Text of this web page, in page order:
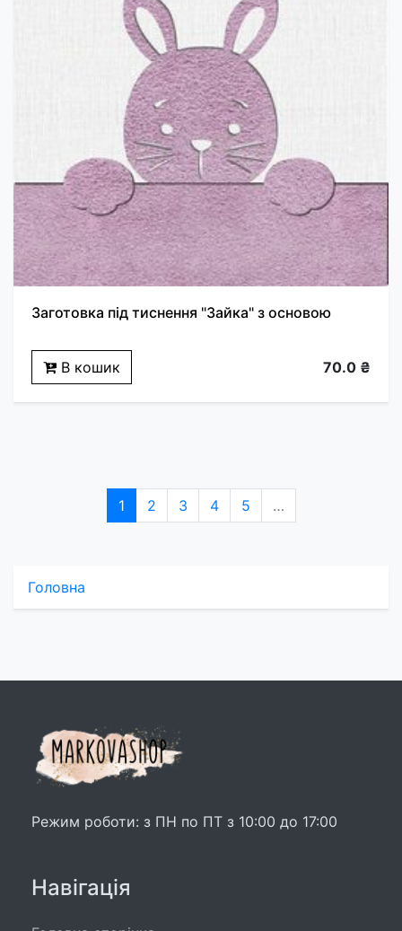
Заготовка під тиснення "Зайка" з основою
В кошик 70.0 ₴
1 2 3 4 5 …
Головна
Режим роботи: з ПН по ПТ з 10:00 до 17:00
Навігація